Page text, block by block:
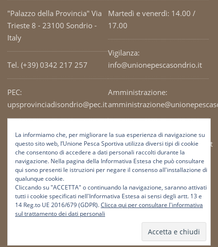
"Palazzo della Provincia" Via
Trieste 8 - 23100 Sondrio -
Italy
Tel. (+39) 0342 217 257
PEC:
upsprovinciadisondrio@pec.it
Codice Fiscale: 93003690141
Martedì e venerdì: 14.00 /
17.00
Vigilanza:
info@unionepescasondrio.it
Amministrazione:
Ufficio tecnico:
tecnico@unionepescasondrio.it
Informazioni:
info@unionepescasondrio.it
La informiamo che, per migliorare la sua esperienza di navigazione su
questo sito web, l’Unione Pesca Sportiva utilizza diversi tipi di cookie
che consentono di accedere a dati personali raccolti durante la
navigazione. Nella pagina della Informativa Estesa che può consultare
qui sono presenti le istruzioni per negare il consenso all'installazione di
qualunque cookie.
Cliccando su "ACCETTA" o continuando la navigazione, saranno attivati
tutti i cookie specificati nell'Informativa Estesa ai sensi degli artt. 13 e
14 Reg.to UE 2016/679 (GDPR).Clicca qui per consultare l'informativa
sul trattamento dei dati personali